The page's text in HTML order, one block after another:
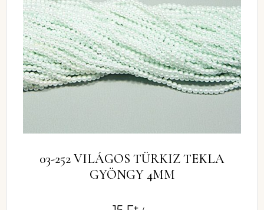
03-252 VILÁGOS TÜRKIZ TEKLA
GYÖNGY 4MM